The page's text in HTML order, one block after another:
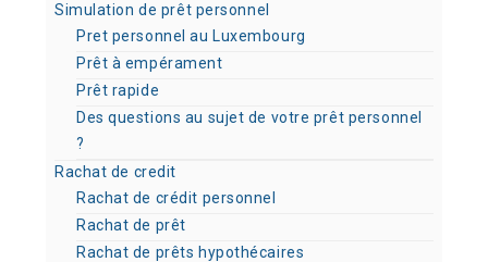
Simulation de prêt personnel
Pret personnel au Luxembourg
Prêt à empérament
Prêt rapide
Des questions au sujet de votre prêt personnel
?
Rachat de credit
Rachat de crédit personnel
Rachat de prêt
Rachat de prêts hypothécaires